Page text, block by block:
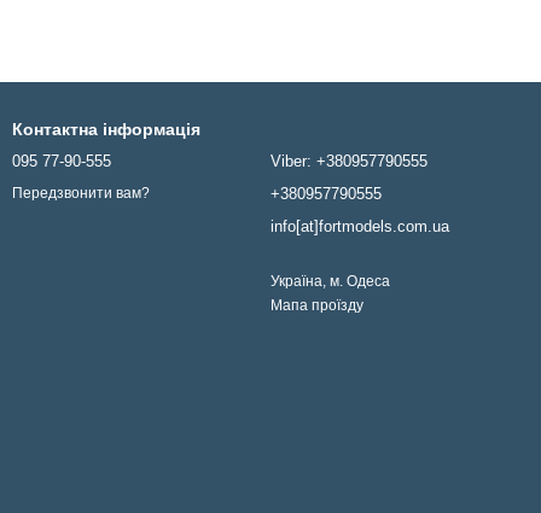
Контактна інформація
095 77-90-555
Передзвонити вам?
Viber: +380957790555
+380957790555
info[at]fortmodels.com.ua
Україна, м. Одеса
Мапа проїзду